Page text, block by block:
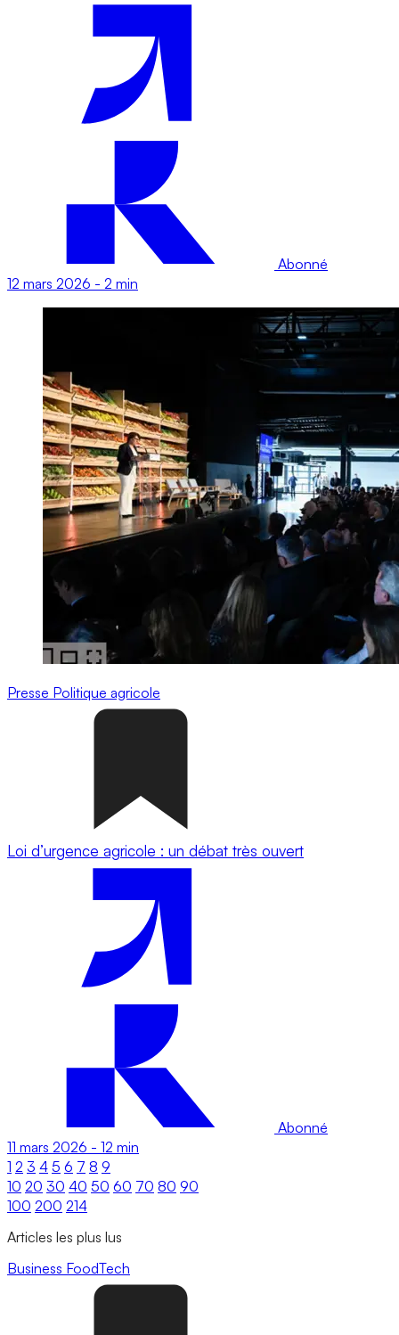
Abonné
12 mars 2026 - 2 min
Presse Politique agricole
Loi d’urgence agricole : un débat très ouvert
Abonné
11 mars 2026 - 12 min
1 2 3 4 5 6 7 8 9
10 20 30 40 50 60 70 80 90
100 200 214
Articles les plus lus
Business FoodTech